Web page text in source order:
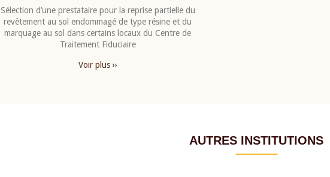
Sélection d’une prestataire pour la reprise partielle du
revêtement au sol endommagé de type résine et du
marquage au sol dans certains locaux du Centre de
Traitement Fiduciaire
Voir plus ››
AUTRES INSTITUTIONS